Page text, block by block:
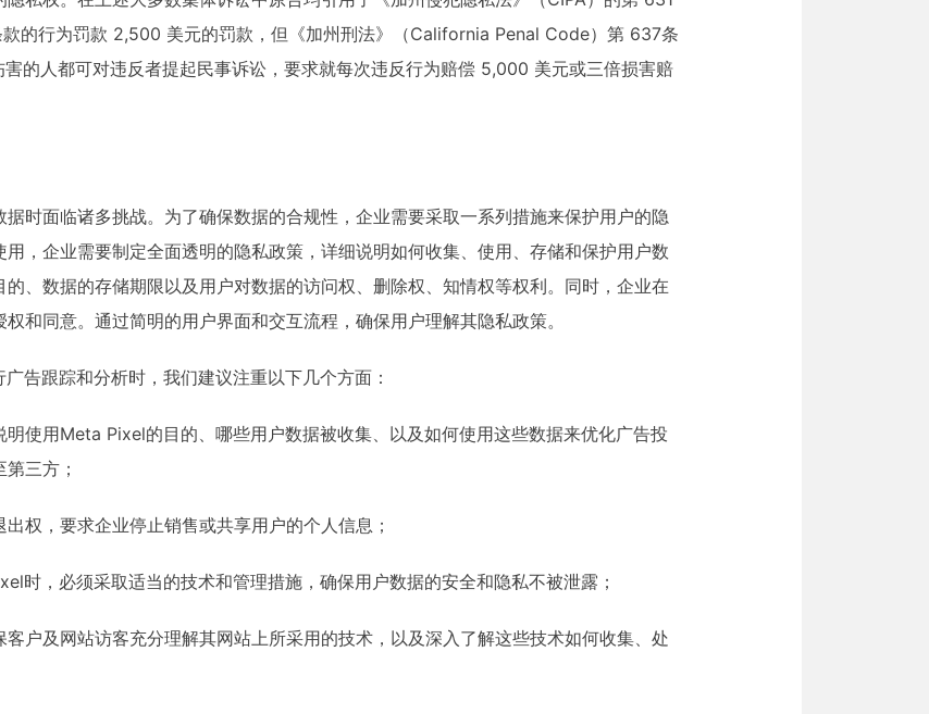
的行为罚款 2,500 美元的罚款，但《加州刑法》（California Penal Code）第 637条
的人都可对违反者提起民事诉讼，要求就每次违反行为赔偿 5,000 美元或三倍损害赔
时面临诸多挑战。为了确保数据的合规性，企业需要采取一系列措施来保护用户的隐
，企业需要制定全面透明的隐私政策，详细说明如何收集、使用、存储和保护用户数
、数据的存储期限以及用户对数据的访问权、删除权、知情权等权利。同时，企业在
和同意。通过简明的用户界面和交互流程，确保用户理解其隐私政策。
告跟踪和分析时，我们建议注重以下几个方面：
明使用Meta Pixel的目的、哪些用户数据被收集、以及如何使用这些数据来优化广告投
三方；
权，要求企业停止销售或共享用户的个人信息；
时，必须采取适当的技术和管理措施，确保用户数据的安全和隐私不被泄露；
客户及网站访客充分理解其网站上所采用的技术，以及深入了解这些技术如何收集、处